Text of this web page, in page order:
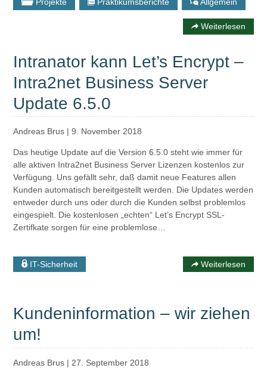
Projekte Praktikumsberichte Allgemein
Weiterlesen
Intranator kann Let’s Encrypt –
Intra2net Business Server
Update 6.5.0
Andreas Brus |9. November 2018
Das heutige Update auf die Version 6.5.0 steht wie immer für
alle aktiven Intra2net Business Server Lizenzen kostenlos zur
Verfügung. Uns gefällt sehr, daß damit neue Features allen
Kunden automatisch bereitgestellt werden. Die Updates werden
entweder durch uns oder durch die Kunden selbst problemlos
eingespielt. Die kostenlosen „echten“ Let’s Encrypt SSL-
Zertifkate sorgen für eine problemlose…
IT-Sicherheit Weiterlesen
Kundeninformation – wir ziehen
um!
Andreas Brus | 27. September 2018